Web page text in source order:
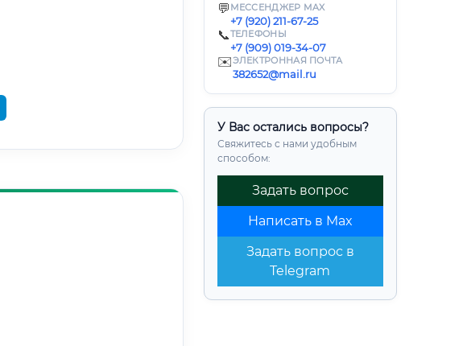
💬 МЕССЕНДЖЕР MAX
+7 (920) 211-67-25
📞ТЕЛЕФОНЫ
+7 (909) 019-34-07
✉️ЭЛЕКТРОННАЯ ПОЧТА
382652@mail.ru
У Вас остались вопросы?
Свяжитесь с нами удобным
способом:
Задать вопрос
Написать в Max
Задать вопрос в
Telegram